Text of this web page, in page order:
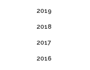
2019
2018
2017
2016